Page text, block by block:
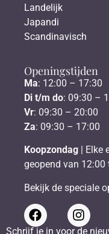
Landelijk
Japandi
Scandinavisch
Openingstijden
Ma: 12:00 – 17:30
Di t/m do: 09:30 –
Vr: 09:30 – 20:00
Za: 09:30 – 17:00
Koopzondag | Elke
geopend van 12:00
Bekijk de speciale
Schrijf je in voor de